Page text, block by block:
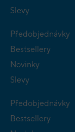
Slevy
Předobjednávky
Bestsellery
Novinky
Slevy
Předobjednávky
Bestsellery